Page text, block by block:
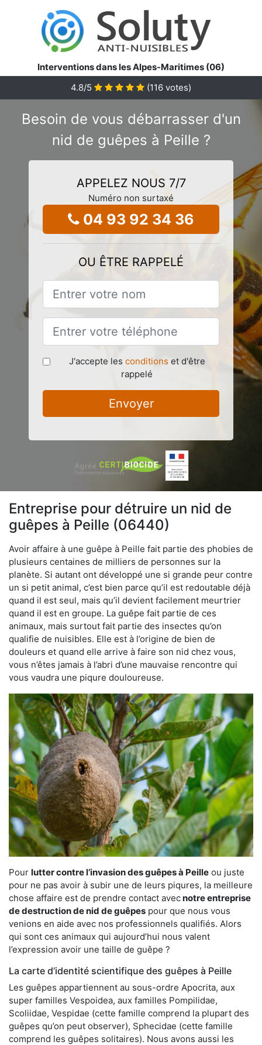
Interventions dans les Alpes-Maritimes (06)
4.8/5 (116 votes)
Besoin de vous débarrasser d'un
nid de guêpes à Peille ?
APPELEZ NOUS 7/7
Numéro non surtaxé
04 93 92 34 36
OU ÊTRE RAPPELÉ
J'accepte les conditions et d'être
rappelé
Envoyer
Entreprise pour détruire un nid de
guêpes à Peille (06440)
Avoir affaire à une guêpe à Peille fait partie des phobies de
plusieurs centaines de milliers de personnes sur la
planète. Si autant ont développé une si grande peur contre
un si petit animal, c’est bien parce qu’il est redoutable déjà
quand il est seul, mais qu’il devient facilement meurtrier
quand il est en groupe. La guêpe fait partie de ces
animaux, mais surtout fait partie des insectes qu’on
qualifie de nuisibles. Elle est à l’origine de bien de
douleurs et quand elle arrive à faire son nid chez vous,
vous n’êtes jamais à l’abri d’une mauvaise rencontre qui
vous vaudra une piqure douloureuse.
Pour lutter contre l’invasion des guêpes à Peille ou juste
pour ne pas avoir à subir une de leurs piqures, la meilleure
chose affaire est de prendre contact avecnotre entreprise
de destruction de nid de guêpes pour que nous vous
venions en aide avec nos professionnels qualifiés. Alors
qui sont ces animaux qui aujourd’hui nous valent
l’expression avoir une taille de guêpe ?
La carte d’identité scientifique des guêpes à Peille
Les guêpes appartiennent au sous-ordre Apocrita, aux
super familles Vespoidea, aux familles Pompilidae,
Scoliidae, Vespidae (cette famille comprend la plupart des
guêpes qu’on peut observer), Sphecidae (cette famille
comprend les guêpes solitaires). Nous avons aussi les